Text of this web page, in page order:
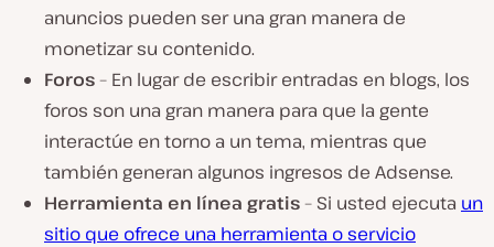
anuncios pueden ser una gran manera de
monetizar su contenido.
Foros– En lugar de escribir entradas en blogs, los
foros son una gran manera para que la gente
interactúe en torno a un tema, mientras que
también generan algunos ingresos de Adsense.
Herramienta en línea gratis– Si usted ejecuta un
sitio que ofrece una herramienta o servicio